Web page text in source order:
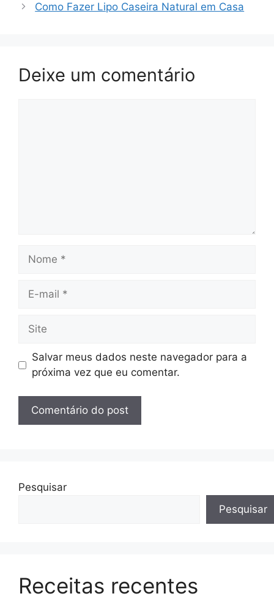
Como Fazer Lipo Caseira Natural em Casa
Deixe um comentário
Nome
Site
Salvar meus dados neste navegador para a
próxima vez que eu comentar.
Pesquisar
Pesquisar
Receitas recentes